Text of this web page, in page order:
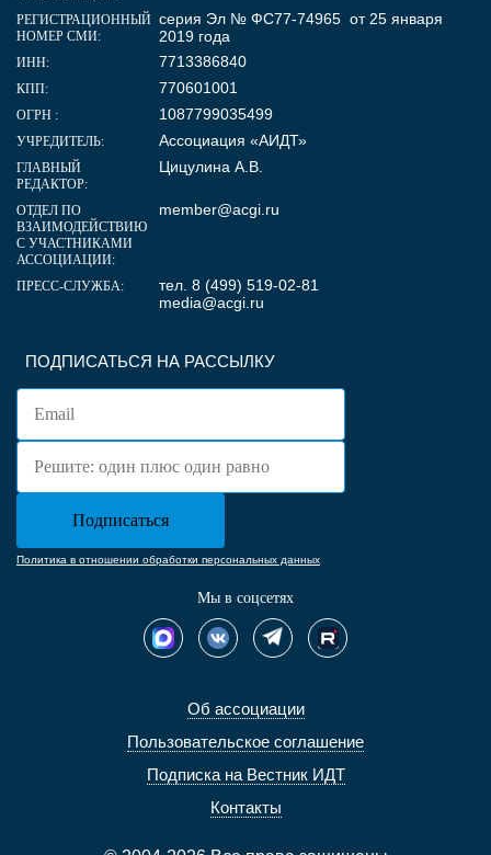
Об ассоциации
Пользовательское соглашение
Подписка на Вестник ИДТ
Контакты
ПОДПИСАТЬСЯ НА РАССЫЛКУ
Политика в отношении обработки персональных данных
Мы в соцсетях
РЕГИСТРАЦИОННЫЙ
НОМЕР СМИ:
серия Эл № ФС77-74965 от 25 января
2019 года
ИНН: 7713386840
КПП: 770601001
ОГРН : 1087799035499
УЧРЕДИТЕЛЬ: Ассоциация «АИДТ»
ГЛАВНЫЙ
РЕДАКТОР:
Цицулина А.В.
ОТДЕЛ ПО
ВЗАИМОДЕЙСТВИЮ
С УЧАСТНИКАМИ
АССОЦИАЦИИ:
member@acgi.ru
ПРЕСС-СЛУЖБА:
тел. 8 (499) 519-02-81
media@acgi.ru